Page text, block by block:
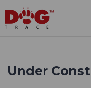
Under